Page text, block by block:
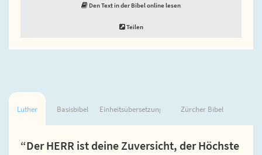
Den Text in der Bibel online lesen
Teilen
Luther Basisbibel Einheitsübersetzung Zürcher Bibel
“Der HERR ist deine Zuversicht, der Höchste